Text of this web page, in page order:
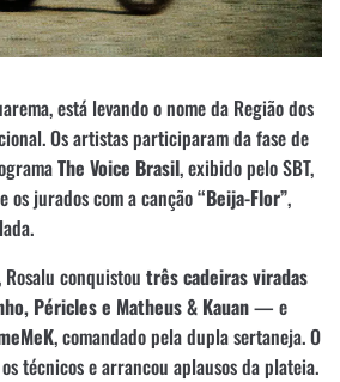
está levando o nome da Região dos
Os artistas participaram da fase de
The Voice Brasil, exibido pelo SBT,
os jurados com a canção“Beija-Flor”,
conquistou três cadeiras viradas
Péricles e Matheus & Kauan— e
, comandado pela dupla sertaneja. O
técnicos e arrancou aplausos da plateia.